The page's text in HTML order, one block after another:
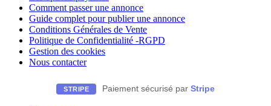
Comment passer une annonce
Guide complet pour publier une annonce
Conditions Générales de Vente
Politique de Confidentialité -RGPD
Gestion des cookies
Nous contacter
STRIPE Paiement sécurisé par Stripe